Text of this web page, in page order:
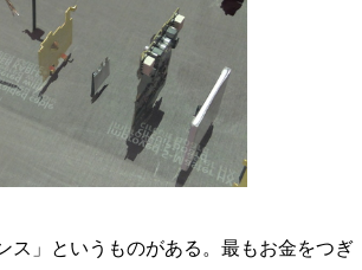
」というものがある。最もお金をつぎ